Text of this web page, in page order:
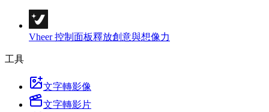
Vheer 控制面板釋放創意與想像力
工具
文字轉影像
文字轉影片